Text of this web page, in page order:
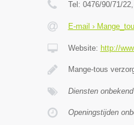
Tel: 0476/90/71/22
E-mail ›
Website: http://
Mange-tous
Diensten onbekend
Openingstijden